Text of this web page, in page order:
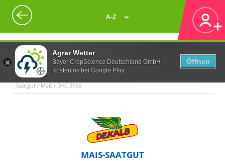
Agrar Wetter
Bayer CropScience Deutschland GmbH
Kostenlos bei Google Play
Öffnen
A-Z
Saatgut / Mais / DKC 2956
MAIS-SAATGUT